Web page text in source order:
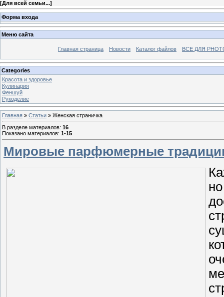
[Для всей семьи...]
Форма входа
Меню сайта
Главная страница Новости Каталог файлов ВСЕ ДЛЯ
Categories
Красота и здоровье
Кулинария
Феншуй
Рукоделие
Главная » Статьи » Женская страничка
В разделе материалов: 16
Показано материалов: 1-15
Мировые парфюмерные